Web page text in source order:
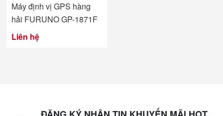
Máy định vị GPS hàng
hải FURUNO GP-1871F
Liên hệ